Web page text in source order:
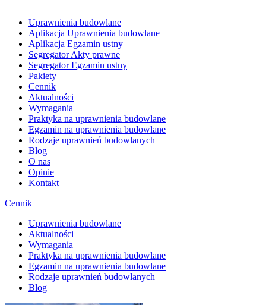
Uprawnienia budowlane
Aplikacja Uprawnienia budowlane
Aplikacja Egzamin ustny
Segregator Akty prawne
Segregator Egzamin ustny
Pakiety
Cennik
Aktualności
Wymagania
Praktyka na uprawnienia budowlane
Egzamin na uprawnienia budowlane
Rodzaje uprawnień budowlanych
Blog
O nas
Opinie
Kontakt
Cennik
Uprawnienia budowlane
Aktualności
Wymagania
Praktyka na uprawnienia budowlane
Egzamin na uprawnienia budowlane
Rodzaje uprawnień budowlanych
Blog